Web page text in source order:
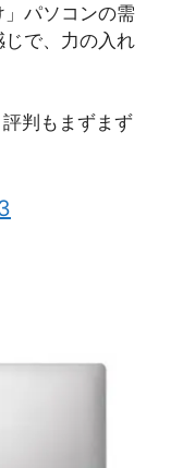
パソコンの需
で、力の入れ
判もまずまず